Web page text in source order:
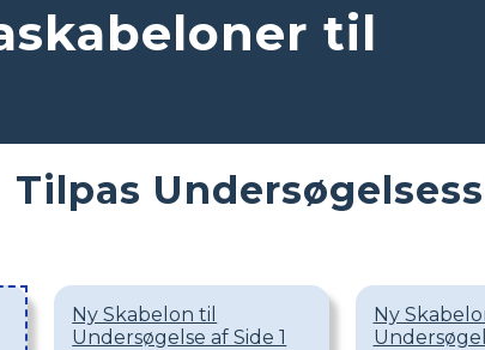
til
Tilpas
Ny Skabelon til
Undersøgelse af Side 1
Ny